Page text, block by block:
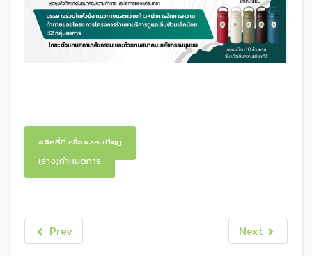
คลิกที่นี่ เพื่อลงทะเบียน
(ร่าง)กำหนดการ
Prev Next